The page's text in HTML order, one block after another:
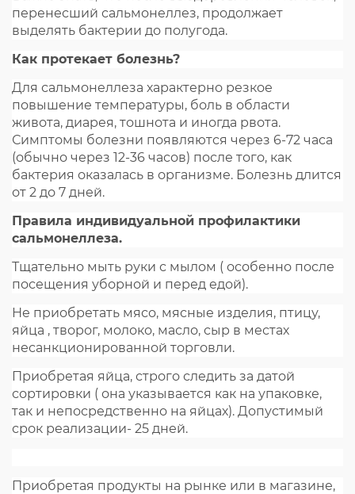
перенесший сальмонеллез, продолжает
выделять бактерии до полугода.
Как протекает болезнь?
Для сальмонеллеза характерно резкое
повышение температуры, боль в области
живота, диарея, тошнота и иногда рвота.
Симптомы болезни появляются через 6-72 часа
(обычно через 12-36 часов) после того, как
бактерия оказалась в организме. Болезнь длится
от 2 до 7 дней.
Правила индивидуальной профилактики
сальмонеллеза.
Тщательно мыть руки с мылом ( особенно после
посещения уборной и перед едой).
Не приобретать мясо, мясные изделия, птицу,
яйца , творог, молоко, масло, сыр в местах
несанкционированной торговли.
Приобретая яйца, строго следить за датой
сортировки ( она указывается как на упаковке,
так и непосредственно на яйцах). Допустимый
срок реализации- 25 дней.
Приобретая продукты на рынке или в магазине,